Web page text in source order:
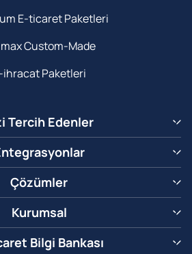
E-ticaret Paketleri
Custom-Made
ihracat Paketleri
Tercih Edenler
Çözümler
Kurumsal
Bilgi Bankası